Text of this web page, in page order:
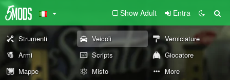
Show Adult Entra
Strumenti Veicoli
Verniciature
Armi
Scripts
Giocatore
Mappe
Misto More